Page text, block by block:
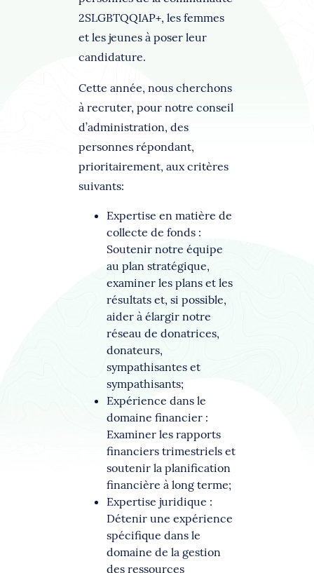
2SLGBTQQIAP+, les femmes
et les jeunes à poser leur
candidature.
Cette année, nous cherchons
à recruter, pour notre conseil
d’administration, des
personnes répondant,
prioritairement, aux critères
suivants:
Expertise en matière de
collecte de fonds :
Soutenir notre équipe
au plan stratégique,
examiner les plans et les
résultats et, si possible,
aider à élargir notre
réseau de donatrices,
donateurs,
sympathisantes et
sympathisants;
Expérience dans le
domaine financier :
Examiner les rapports
financiers trimestriels et
soutenir la planification
financière à long terme;
Expertise juridique :
Détenir une expérience
spécifique dans le
domaine de la gestion
des ressources